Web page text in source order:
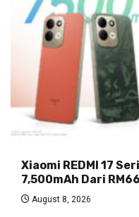
Xiaomi REDMI 17
7,500mAh Dari
August 8, 2026